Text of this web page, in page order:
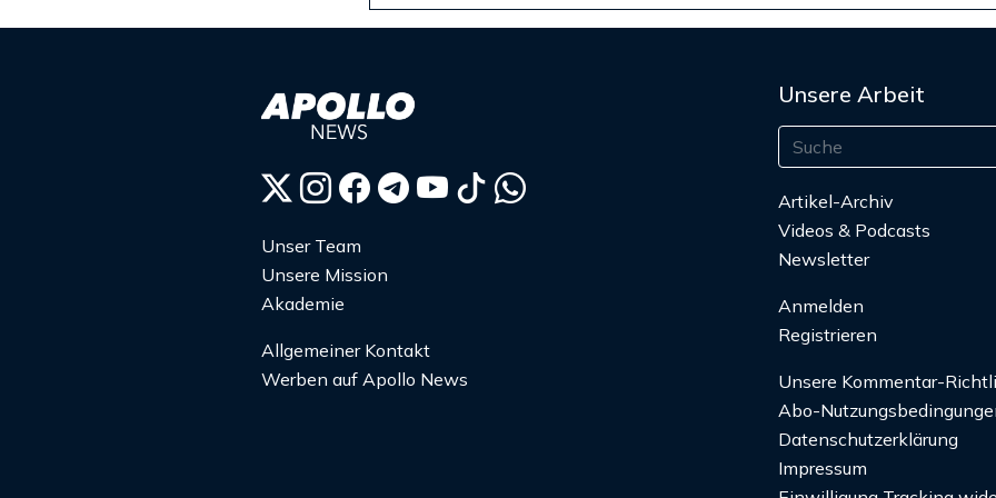
Unser Team
Unsere Mission
Akademie
Allgemeiner Kontakt
Werben auf Apollo News
Unsere Arbeit
Artikel-Archiv
Videos & Podcasts
Newsletter
Anmelden
Registrieren
Unsere Kommentar-
Abo-
Datenschutzerklärung
Impressum